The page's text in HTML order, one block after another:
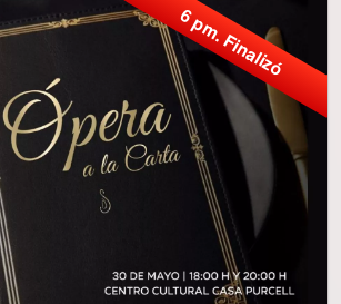
6 pm. Finalizó